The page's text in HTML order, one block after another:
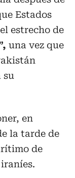
Estados
estrecho de
una vez que
su
en
la tarde de
de